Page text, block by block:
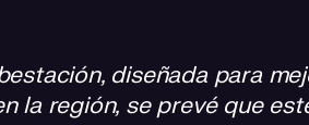
diseñada para
la región, se prevé que